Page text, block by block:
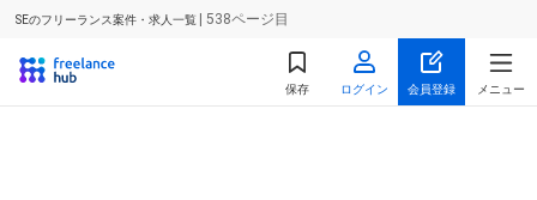
SEのフリーランス案件・求人一覧 | 538ページ目
保存 ログイン 会員登録 メニュー